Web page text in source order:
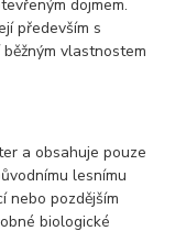
dojmem.
především s
vlastnostem
a obsahuje pouze
lesnímu
nebo pozdějším
biologické